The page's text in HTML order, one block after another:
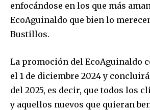
SUBSCRIBERS and be
conversation.
your privacy and won't spam your inbox.
safe with us.
enfocándose en los que más
EcoAguinaldo que bien lo
Bustillos.
La promoción del EcoAguinaldo
el 1 de diciembre 2024 y concluirá
del 2025, es decir, que todos los
y aquellos nuevos que quieran